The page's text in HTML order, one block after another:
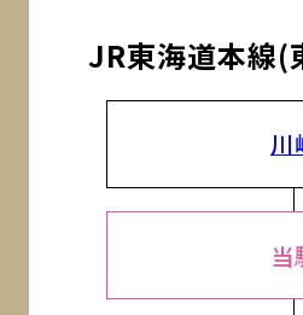
JR東海道本線(
川
当